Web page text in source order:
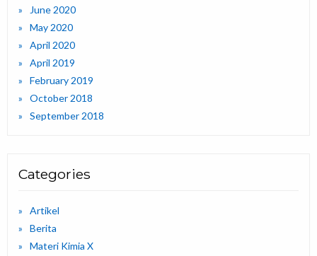
June 2020
May 2020
April 2020
April 2019
February 2019
October 2018
September 2018
Categories
Artikel
Berita
Materi Kimia X